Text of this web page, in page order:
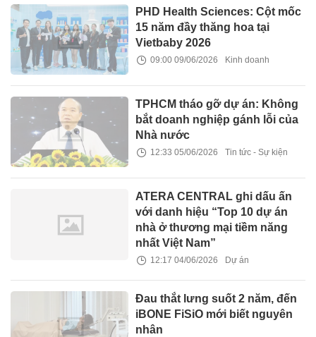
PHD Health Sciences: Cột mốc
15 năm đầy thăng hoa tại
Vietbaby 2026
09:00 09/06/2026 Kinh doanh
TPHCM tháo gỡ dự án: Không
bắt doanh nghiệp gánh lỗi của
Nhà nước
12:33 05/06/2026 Tin tức - Sự kiện
ATERA CENTRAL ghi dấu ấn
với danh hiệu “Top 10 dự án
nhà ở thương mại tiềm năng
nhất Việt Nam”
12:17 04/06/2026 Dự án
Đau thắt lưng suốt 2 năm, đến
iBONE FiSiO mới biết nguyên
nhân